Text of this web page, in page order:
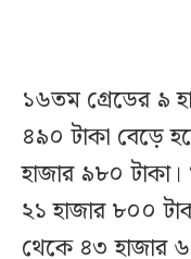
১৬তম গ্রেডের ৯
৪৯০ টাকা বেড়ে
হাজার ৯৮০
২১ হাজার ৮০০
থেকে ৪৩ হাজার